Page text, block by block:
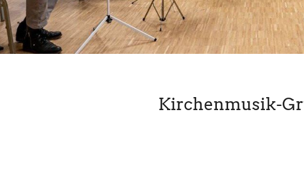
Kirchenmusik-